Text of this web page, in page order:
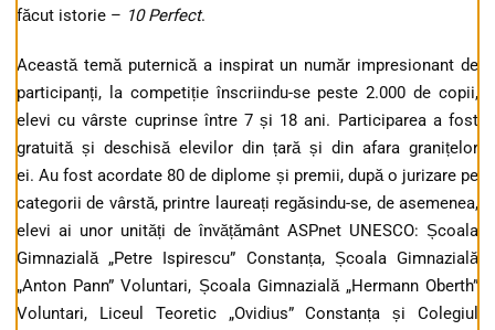
făcut istorie – 10 Perfect.
Această temă puternică a inspirat un număr impresionant de
participanți, la competiție înscriindu-se peste 2.000 de copii,
elevi cu vârste cuprinse între 7 și 18 ani. Participarea a fost
gratuită și deschisă elevilor din țară și din afara granițelor
ei. Au fost acordate 80 de diplome și premii, după o jurizare pe
categorii de vârstă, printre laureați regăsindu-se, de asemenea,
elevi ai unor unități de învățământ ASPnet UNESCO: Școala
Gimnazială „Petre Ispirescu” Constanța, Școala Gimnazială
„Anton Pann” Voluntari, Școala Gimnazială „Hermann Oberth”
Voluntari, Liceul Teoretic „Ovidius” Constanța și Colegiul